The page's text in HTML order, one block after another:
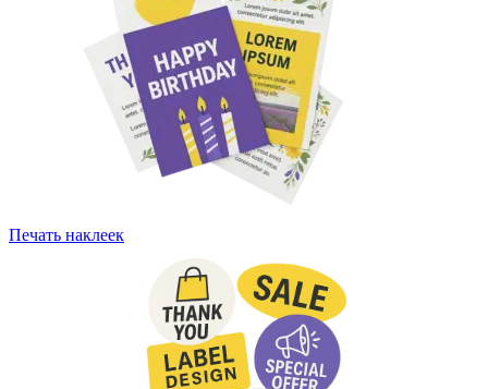
Печать наклеек